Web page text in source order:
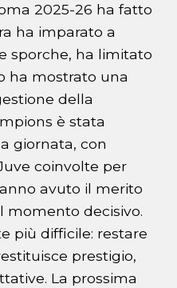
2025-26 ha fatto
ha imparato a
sporche, ha limitato
ha mostrato una
della
è stata
giornata, con
coinvolte per
avuto il merito
momento decisivo.
più difficile: restare
prestigio,
La prossima